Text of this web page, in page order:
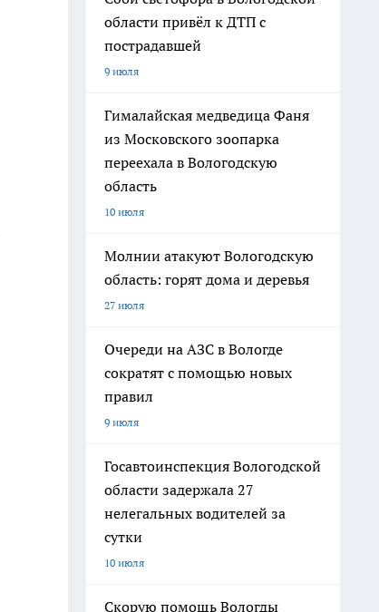
области привёл к ДТП с
пострадавшей
9 июля
Гималайская медведица Фаня
из Московского зоопарка
переехала в Вологодскую
область
10 июля
Молнии атакуют Вологодскую
область: горят дома и деревья
27 июля
Очереди на АЗС в Вологде
сократят с помощью новых
правил
9 июля
Госавтоинспекция Вологодской
области задержала 27
нелегальных водителей за
сутки
10 июля
Скорую помощь Вологды